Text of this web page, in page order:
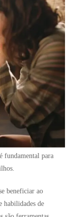
fundamental para
beneficiar ao
habilidades de